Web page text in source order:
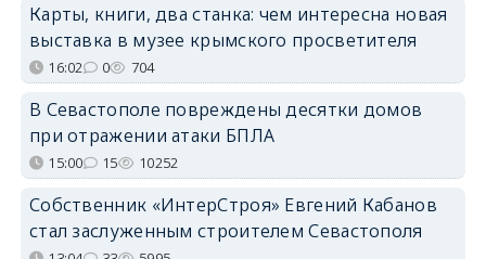
Карты, книги, два станка: чем интересна новая
выставка в музее крымского просветителя
16:02 0 704
В Севастополе повреждены десятки домов
при отражении атаки БПЛА
15:00 15 10252
Собственник «ИнтерСтроя» Евгений Кабанов
стал заслуженным строителем Севастополя